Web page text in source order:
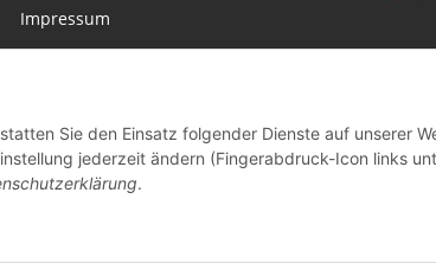
Sie den Einsatz folgender Dienste auf unserer
jederzeit ändern (Fingerabdruck-Icon links
.
Impressum
Widerrufsrecht